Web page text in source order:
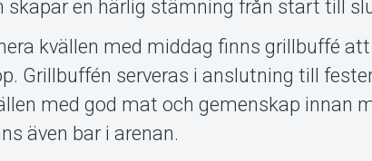
skapar en härlig stämning från start till
kvällen med middag finns grillbuffé
Grillbuffén serveras i anslutning till
med god mat och gemenskap innan
även bar i arenan.